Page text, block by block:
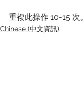
重複此操作 10-15 次。
Chinese (中文資訊)